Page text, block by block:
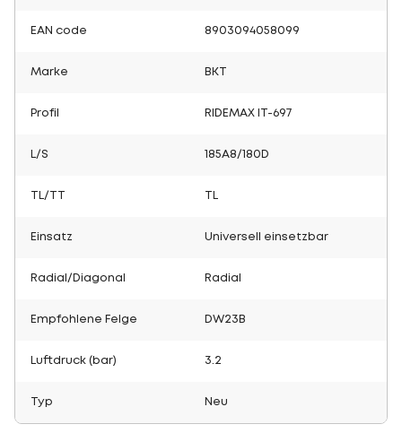
EAN code 8903094058099
Marke BKT
Profil RIDEMAX IT-697
L/S 185A8/180D
TL/TT
Einsatz Universell einsetzbar
Radial/Diagonal Radial
Empfohlene Felge DW23B
Luftdruck (bar) 3.2
Typ Neu